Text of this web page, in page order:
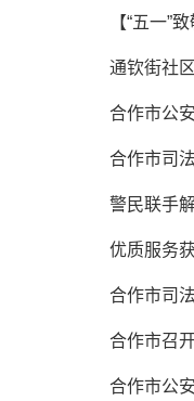
【“五一”
通钦街社
合作市公
合作市司
警民联手
优质服务
合作市司
合作市召
合作市公